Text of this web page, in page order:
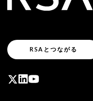
RSAとつながる